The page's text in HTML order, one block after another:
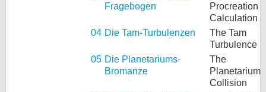
Fragebogen
Procreation
Calculation
04 Die Tam-Turbulenzen
The Tam
Turbulence
05 Die Planetariums-
Bromanze
The
Planetarium
Collision